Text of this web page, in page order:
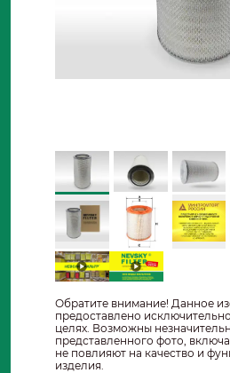
Обратите внимание! Данное
предоставлено
целях. Возможны
представленного фото,
не повлияют на качество и
изделия.